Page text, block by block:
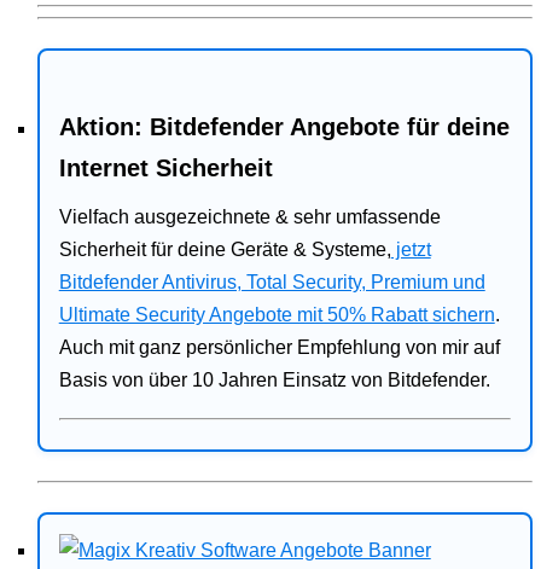
Aktion: Bitdefender Angebote für deine
Internet Sicherheit
Vielfach ausgezeichnete & sehr umfassende
Sicherheit für deine Geräte & Systeme, jetzt
Bitdefender Antivirus, Total Security, Premium und
Ultimate Security Angebote mit 50% Rabatt sichern.
Auch mit ganz persönlicher Empfehlung von mir auf
Basis von über 10 Jahren Einsatz von Bitdefender.